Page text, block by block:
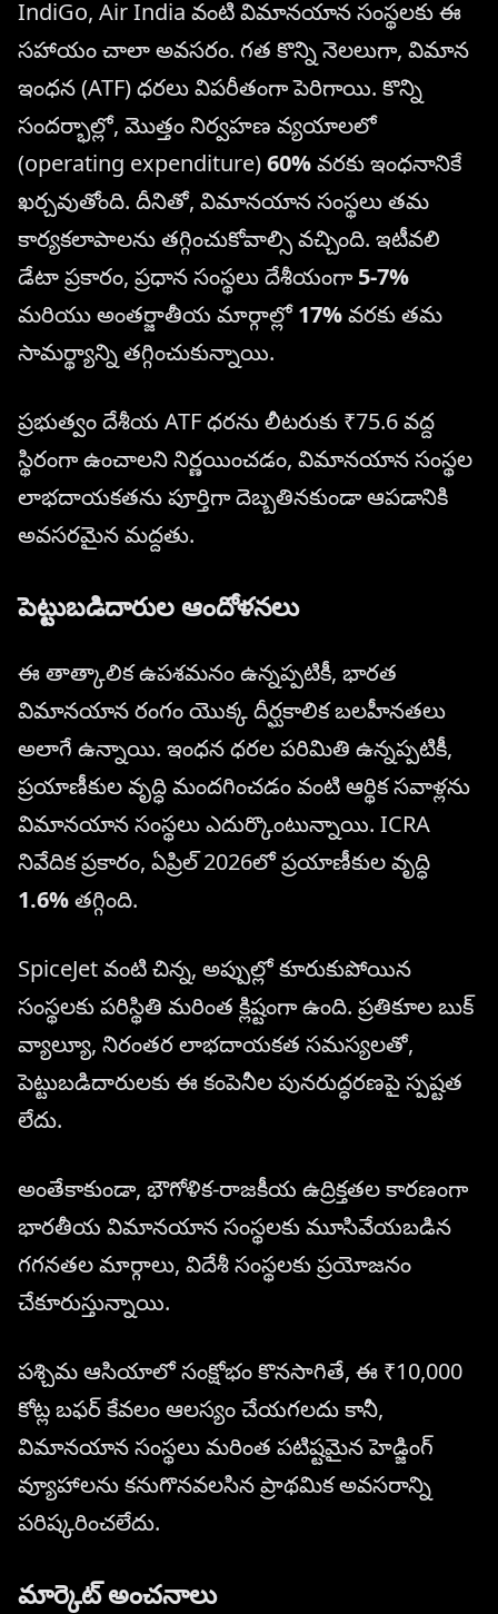
IndiGo, Air India వంటి విమానయాన సంస్థలకు ఈ
సహాయం చాలా అవసరం. గత కొన్ని నెలలుగా, విమాన
ఇంధన (ATF) ధరలు విపరీతంగా పెరిగాయి. కొన్ని
సందర్భాల్లో, మొత్తం నిర్వహణ వ్యయాలలో
(operating expenditure)60%వరకు ఇంధనానికే
ఖర్చవుతోంది. దీనితో, విమానయాన సంస్థలు తమ
కార్యకలాపాలను తగ్గించుకోవాల్సి వచ్చింది. ఇటీవలి
డేటా ప్రకారం, ప్రధాన సంస్థలు దేశీయంగా 5-7%
మరియు అంతర్జాతీయ మార్గాల్లో17%వరకు తమ
సామర్థ్యాన్ని తగ్గించుకున్నాయి.
ప్రభుత్వం దేశీయ ATF ధరను లీటరుకు ₹75.6 వద్ద
స్థిరంగా ఉంచాలని నిర్ణయించడం, విమానయాన సంస్థల
లాభదాయకతను పూర్తిగా దెబ్బతినకుండా ఆపడానికి
అవసరమైన మద్దతు.
పెట్టుబడిదారుల ఆందోళనలు
ఈ తాత్కాలిక ఉపశమనం ఉన్నప్పటికీ, భారత
విమానయాన రంగం యొక్క దీర్ఘకాలిక బలహీనతలు
అలాగే ఉన్నాయి. ఇంధన ధరల పరిమితి ఉన్నప్పటికీ,
ప్రయాణీకుల వృద్ధి మందగించడం వంటి ఆర్థిక సవాళ్లను
విమానయాన సంస్థలు ఎదుర్కొంటున్నాయి. ICRA
నివేదిక ప్రకారం, ఏప్రిల్ 2026లో ప్రయాణీకుల వృద్ధి
1.6%తగ్గింది.
SpiceJet వంటి చిన్న, అప్పుల్లో కూరుకుపోయిన
సంస్థలకు పరిస్థితి మరింత క్లిష్టంగా ఉంది. ప్రతికూల బుక్
వ్యాల్యూ, నిరంతర లాభదాయకత సమస్యలతో,
పెట్టుబడిదారులకు ఈ కంపెనీల పునరుద్ధరణపై స్పష్టత
లేదు.
అంతేకాకుండా, భౌగోళిక-రాజకీయ ఉద్రిక్తతల కారణంగా
భారతీయ విమానయాన సంస్థలకు మూసివేయబడిన
గగనతల మార్గాలు, విదేశీ సంస్థలకు ప్రయోజనం
చేకూరుస్తున్నాయి.
పశ్చిమ ఆసియాలో సంక్షోభం కొనసాగితే, ఈ ₹10,000
కోట్ల బఫర్ కేవలం ఆలస్యం చేయగలదు కానీ,
విమానయాన సంస్థలు మరింత పటిష్టమైన హెడ్జింగ్
వ్యూహాలను కనుగొనవలసిన ప్రాథమిక అవసరాన్ని
పరిష్కరించలేదు.
మార్కెట్ అంచనాలు